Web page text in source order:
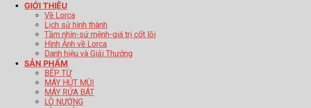
GIỚI THIỆU
Về Lorca
Lịch sử hình thành
Tầm nhìn-sứ mệnh-giá trị cốt lõi
Hình Ảnh về Lorca
Danh hiệu và Giải Thưởng
SẢN PHẨM
BẾP TỪ
MÁY HÚT MÙI
MÁY RỬA BÁT
LÒ NƯỚNG